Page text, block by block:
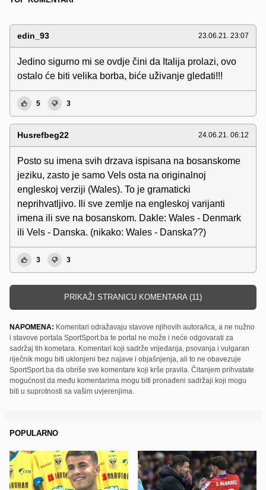
edin_93 23.06.21. 23:07
Jedino sigurno mi se ovdje čini da Italija prolazi, ovo
ostalo će biti velika borba, biće uživanje gledati!!!
5 3
Husrefbeg22 24.06.21. 06:12
Posto su imena svih drzava ispisana na bosanskome
jeziku, zasto je samo Vels osta na originalnoj
engleskoj verziji (Wales). To je gramaticki
neprihvatljivo. Ili sve zemlje na engleskoj varijanti
imena ili sve na bosanskom. Dakle: Wales - Denmark
ili Vels - Danska. (nikako: Wales - Danska??)
3 3
PRIKAŽI STRANICU KOMENTARA (11)
NAPOMENA: Komentari odražavaju stavove njihovih autora/ica, a ne nužno
i stavove portala SportSport.ba te portal ne može i neće odgovarati za
sadržaj tih kometara. Komentari koji sadrže vrijeđanja, psovanja i vulgaran
riječnik mogu biti uklonjeni bez najave i objašnjenja, ali to ne obavezuje
SportSport.ba da obriše sve komentare koji krše pravila. Čitanjem prihvatate
mogućnost da među komentarima mogu biti pronađeni sadržaji koji mogu
biti u suprotnosti sa vašim uvjerenjima.
POPULARNO